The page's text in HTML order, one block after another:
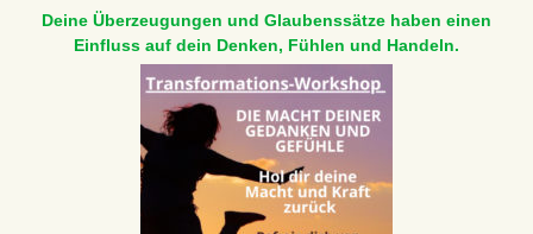
Deine Überzeugungen und Glaubenssätze haben einen
Einfluss auf dein Denken, Fühlen und Handeln.